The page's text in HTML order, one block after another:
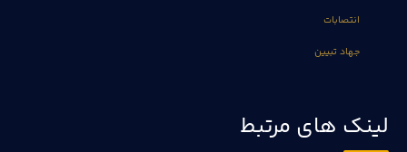
انتصابات
جهاد تبیین
لینک های مرتبط